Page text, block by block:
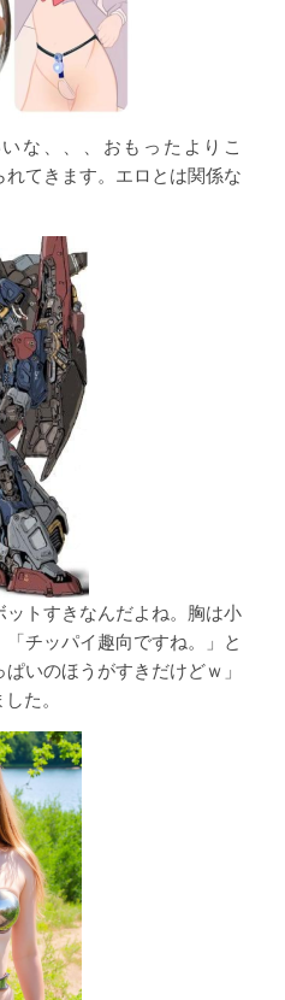
な、、、おもったよりこ
てきます。エロとは関係な
ットすきなんだよね。胸は小
チッパイ趣向ですね。」と
いのほうがすきだけどｗ」
た。